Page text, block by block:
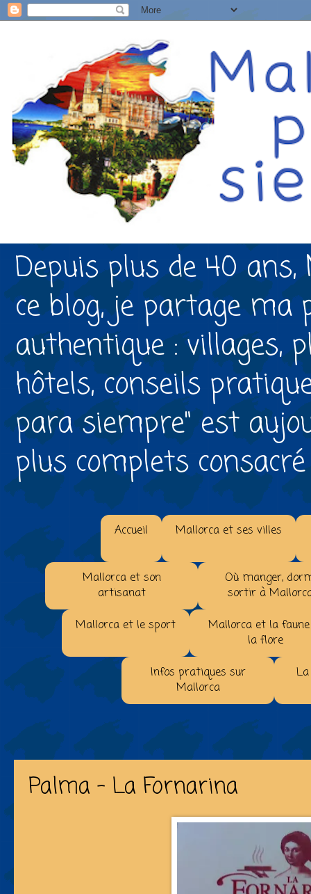
Depuis plus de 40
ce blog, je partage
authentique : villages,
hôtels, conseils
para siempre" est
plus complets consacré
Accueil Mallorca et ses villes
Mallorca et son
artisanat
Où manger,
sortir à
Mallorca et le sport
Mallorca et la
la flore
Infos pratiques sur
Mallorca
Palma - La Fornarina